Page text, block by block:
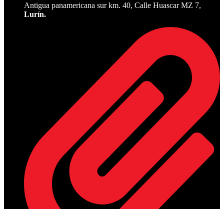
Antigua panamericana sur km. 40, Calle Huascar MZ 7,
Lurín.